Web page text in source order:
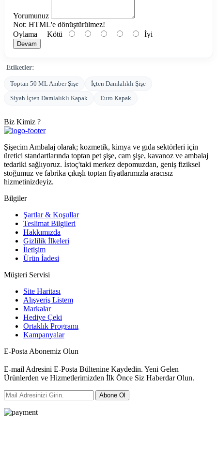
Yorumunuz
Not: HTML'e dönüştürülmez!
Oylama Kötü İyi
Devam
Etiketler:
Toptan 50 ML Amber Şişe
İçten Damlalıklı Şişe
Siyah İçten Damlalıklı Kapak
Euro Kapak
Biz Kimiz ?
Şişecim Ambalaj olarak; kozmetik, kimya ve gıda sektörleri için
üretici standartlarında toptan pet şişe, cam şişe, kavanoz ve ambalaj
tedariki sağlıyoruz. İstoç'taki merkez depomuzdan, geniş fiziksel
stoğumuz ve fabrika çıkışlı toptan fiyatlarımızla aracısız
hizmetinizdeyiz.
Bilgiler
Şartlar & Koşullar
Teslimat Bilgileri
Hakkımızda
Gizlilik İlkeleri
İletişim
Ürün İadesi
Müşteri Servisi
Site Haritası
Alışveriş Listem
Markalar
Hediye Çeki
Ortaklık Programı
Kampanyalar
E-Posta Abonemiz Olun
E-mail Adresini E-Posta Bültenine Kaydedin. Yeni Gelen
Ürünlerden ve Hizmetlerimizden İlk Önce Siz Haberdar Olun.
Abone Ol